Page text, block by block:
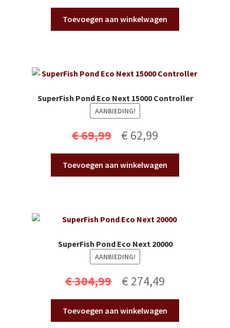
prijs
was:
prijs
is:
Toevoegen aan winkelwagen
SuperFish Pond Eco Next 15000 Controller
AANBIEDING!
€69,99
Oorspronkelijke
prijs
was:
€62,99
prijs
is:
Toevoegen aan winkelwagen
SuperFish Pond Eco Next 20000
AANBIEDING!
€304,99
Oorspronkelijke
prijs
was:
€274,49Huidige
prijs
is:
Toevoegen aan winkelwagen